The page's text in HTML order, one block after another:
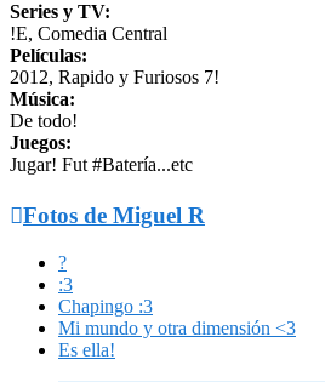
Series y TV:
!E, Comedia Central
Películas:
2012, Rapido y Furiosos 7!
Música:
De todo!
Juegos:
Jugar! Fut #Batería...etc
Fotos de Miguel R
?
:3
Chapingo :3
Mi mundo y otra dimensión <3
Es ella!